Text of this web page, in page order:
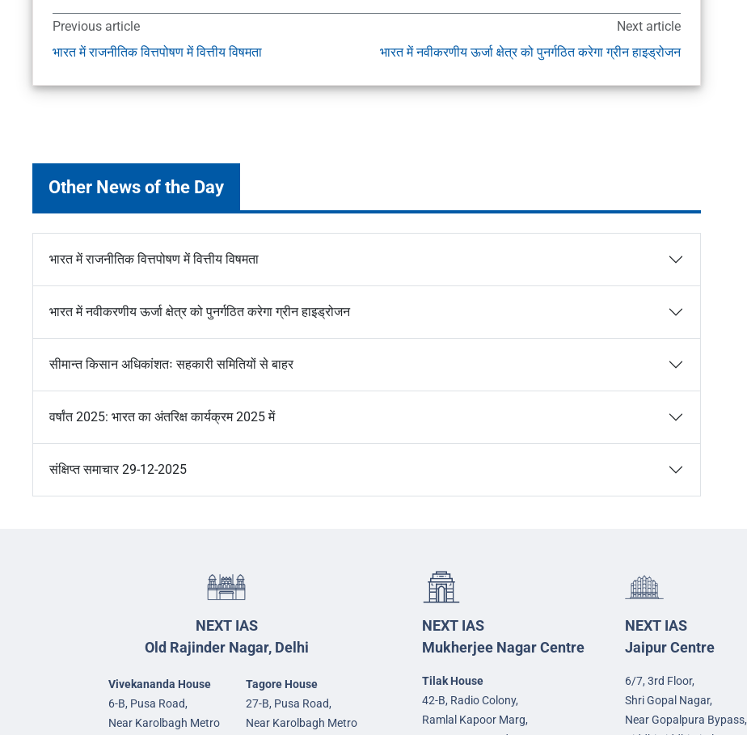
Previous article
भारत में राजनीतिक वित्तपोषण में वित्तीय विषमता
Next article
भारत में नवीकरणीय ऊर्जा क्षेत्र को पुनर्गठित करेगा ग्रीन हाइड्रोजन
Other News of the Day
भारत में राजनीतिक वित्तपोषण में वित्तीय विषमता
भारत में नवीकरणीय ऊर्जा क्षेत्र को पुनर्गठित करेगा ग्रीन हाइड्रोजन
सीमान्त किसान अधिकांशतः सहकारी समितियों से बाहर
वर्षांत 2025: भारत का अंतरिक्ष कार्यक्रम 2025 में
संक्षिप्त समाचार 29-12-2025
NEXT IAS
Old Rajinder Nagar, Delhi
Vivekananda House
6-B, Pusa Road,
Near Karolbagh Metro
Tagore House
27-B, Pusa Road,
Near Karolbagh Metro
NEXT IAS
Mukherjee Nagar Centre
Tilak House
42-B, Radio Colony,
Ramlal Kapoor Marg,
NEXT IAS
Jaipur Centre
6/7, 3rd Floor,
Shri Gopal Nagar,
Near Gopalpura Bypass,